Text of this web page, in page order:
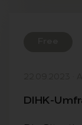
DIHK-